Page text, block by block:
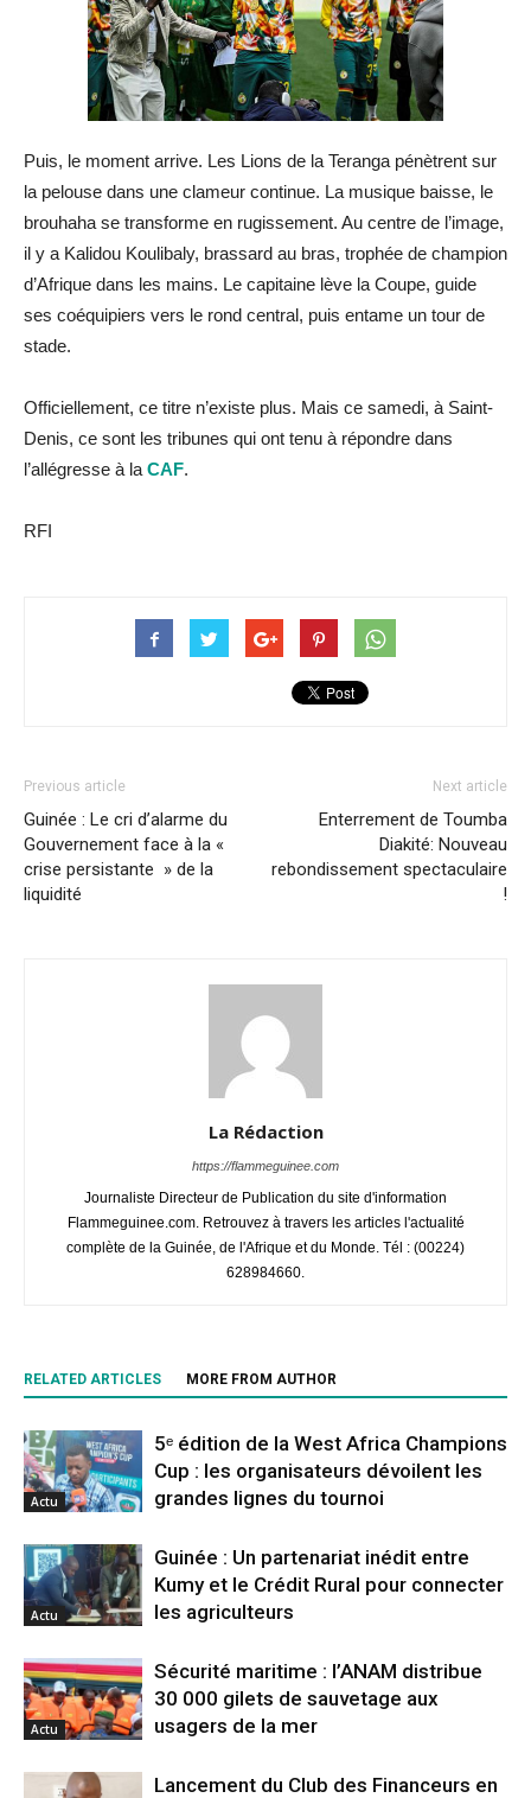
Puis, le moment arrive. Les Lions de la Teranga pénètrent sur
la pelouse dans une clameur continue. La musique baisse, le
brouhaha se transforme en rugissement. Au centre de l’image,
il y a Kalidou Koulibaly, brassard au bras, trophée de champion
d’Afrique dans les mains. Le capitaine lève la Coupe, guide
ses coéquipiers vers le rond central, puis entame un tour de
stade.
Officiellement, ce titre n’existe plus. Mais ce samedi, à Saint-
Denis, ce sont les tribunes qui ont tenu à répondre dans
l’allégresse à la CAF.
RFI
Previous article
Guinée : Le cri d’alarme du
Gouvernement face à la «
crise persistante » de la
liquidité
Next article
Enterrement de Toumba
Diakité: Nouveau
rebondissement spectaculaire
!
La Rédaction
https://flammeguinee.com
Journaliste Directeur de Publication du site d'information
Flammeguinee.com. Retrouvez à travers les articles l'actualité
complète de la Guinée, de l'Afrique et du Monde. Tél : (00224)
628984660.
RELATED ARTICLES MORE FROM AUTHOR
Actu
5ᵉ édition de la West Africa Champions
Cup : les organisateurs dévoilent les
grandes lignes du tournoi
Actu
Guinée : Un partenariat inédit entre
Kumy et le Crédit Rural pour connecter
les agriculteurs
Actu
Sécurité maritime : l’ANAM distribue
30 000 gilets de sauvetage aux
usagers de la mer
Lancement du Club des Financeurs en